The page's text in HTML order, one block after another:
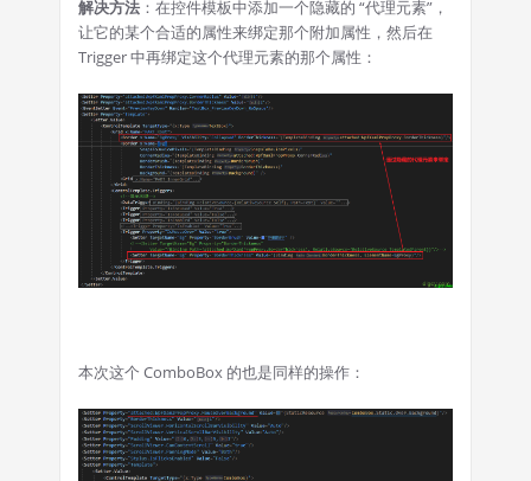
解决方法 ：在控件模板中添加一个隐藏的 “代理元素”，
让它的某个合适的属性来绑定那个附加属性，然后在
Trigger 中再绑定这个代理元素的那个属性：
本次这个 ComboBox 的也是同样的操作：